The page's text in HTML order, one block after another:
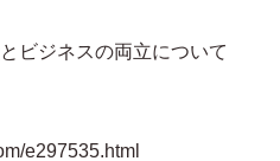
ビジネスの両立について
e297535.html